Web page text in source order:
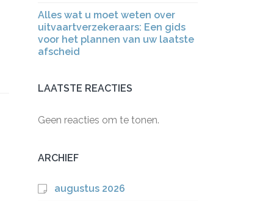
Alles wat u moet weten over
uitvaartverzekeraars: Een gids
voor het plannen van uw laatste
afscheid
LAATSTE REACTIES
Geen reacties om te tonen.
ARCHIEF
augustus 2026